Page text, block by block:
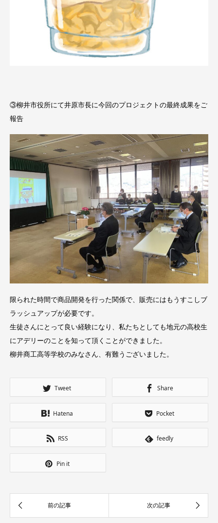
③柳井市役所にて井原市長に今回のプロジェクトの最終成果をご
報告
限られた時間で商品開発を行った関係で、販売にはもうすこしブ
ラッシュアップが必要です。
生徒さんにとって良い経験になり、私たちとしても地元の高校生
にアデリーのことを知って頂くことができました。
柳井商工高等学校のみなさん、有難うございました。
Tweet Share
Hatena Pocket
RSS feedly
Pin it